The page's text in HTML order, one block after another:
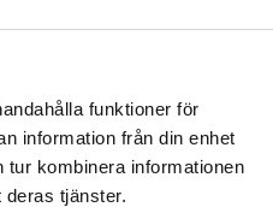
funktioner för
information från din enhet
kombinera informationen
deras tjänster.